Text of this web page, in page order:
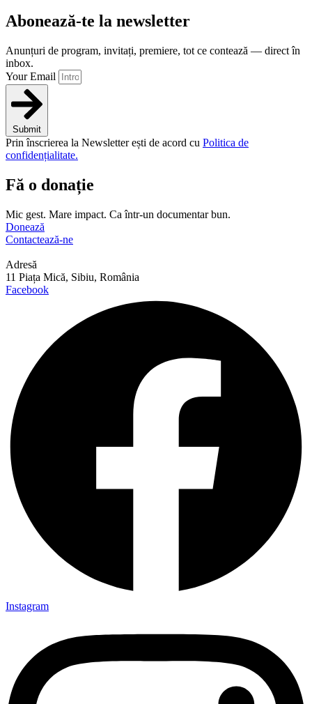
Abonează-te la newsletter
Anunțuri de program, invitați, premiere, tot ce contează — direct în
inbox.
Your Email
Submit
Prin înscrierea la Newsletter ești de acord cu Politica de
confidențialitate.
Fă o donație
Mic gest. Mare impact. Ca într-un documentar bun.
Donează
Contactează-ne
Adresă
11 Piața Mică, Sibiu, România
Facebook
Instagram